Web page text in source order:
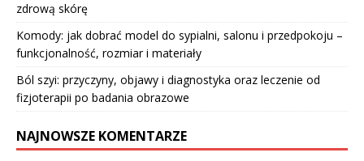
zdrową skórę
Komody: jak dobrać model do sypialni, salonu i przedpokoju –
funkcjonalność, rozmiar i materiały
Ból szyi: przyczyny, objawy i diagnostyka oraz leczenie od
fizjoterapii po badania obrazowe
NAJNOWSZE KOMENTARZE